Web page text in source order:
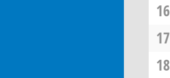
16
17
18